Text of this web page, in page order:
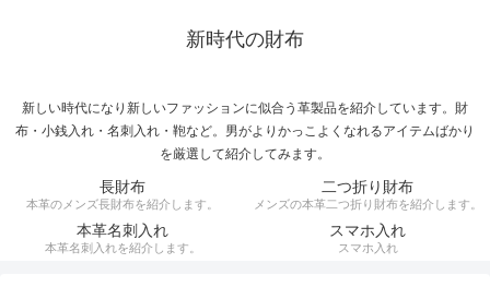
新時代の財布
新しい時代になり新しいファッションに似合う革製品を紹介しています。財
布・小銭入れ・名刺入れ・鞄など。男がよりかっこよくなれるアイテムばかり
を厳選して紹介してみます。
長財布
本革のメンズ長財布を紹介します。
二つ折り財布
メンズの本革二つ折り財布を紹介します。
本革名刺入れ
本革名刺入れを紹介します。
スマホ入れ
スマホ入れ